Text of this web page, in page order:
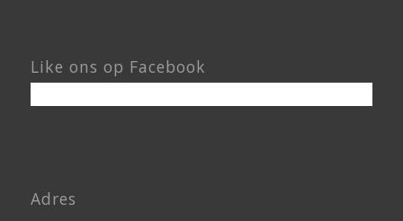
Like ons op Facebook
Adres